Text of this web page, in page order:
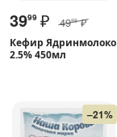
3999 ₽ 4999 ₽
Кефир Ядринмолоко
2.5% 450мл
–21%